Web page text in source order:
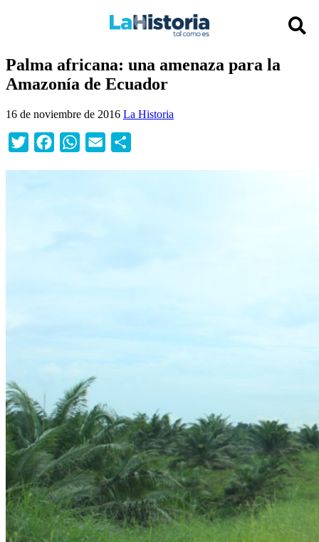
Palma africana: una amenaza para la
Amazonía de Ecuador
16 de noviembre de 2016 La Historia
Twitter FacebookWhatsApp
Email